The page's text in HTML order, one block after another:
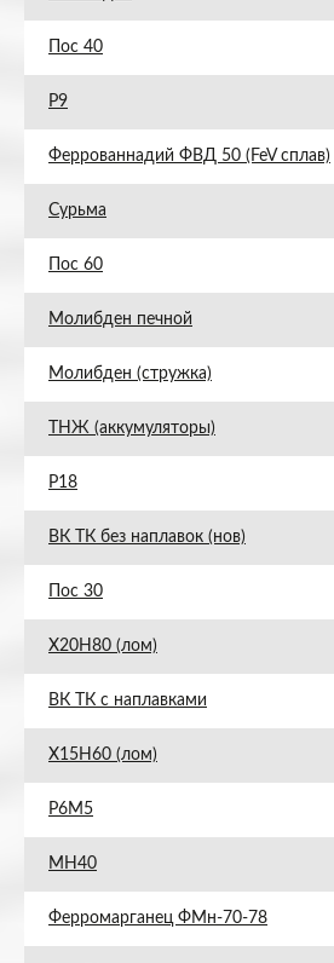
Пос 40
Р9
Феррованнадий ФВД 50 (FeV сплав)
Сурьма
Пос 60
Молибден печной
Молибден (стружка)
ТНЖ (аккумуляторы)
Р18
ВК ТК без наплавок (нов)
Пос 30
Х20Н80 (лом)
ВК ТК с наплавками
Х15Н60 (лом)
Р6М5
МН40
Ферромарганец ФМн-70-78